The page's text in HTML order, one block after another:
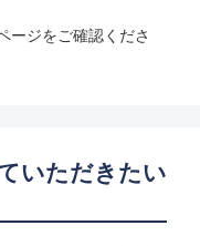
ージをご確認くださ
いただきたい